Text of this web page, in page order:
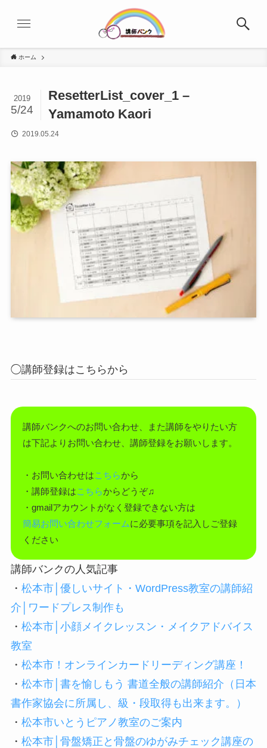
ホーム
ResetterList_cover_1 –
Yamamoto Kaori
2019
5/24
2019.05.24
◯講師登録はこちらから
講師バンクへのお問い合わせ、また講師をやりたい方
は下記よりお問い合わせ、講師登録をお願いします。
・お問い合わせはこちらから
・講師登録はこちらからどうぞ♫
・gmailアカウントがなく登録できない方は
簡易お問い合わせフォームに必要事項を記入しご登録
ください
講師バンクの人気記事
・ 松本市│優しいサイト・WordPress教室の講師紹
介│ワードプレス制作も
・ 松本市│小顔メイクレッスン・メイクアドバイス
教室
・ 松本市！オンラインカードリーディング講座！
・ 松本市│書を愉しもう 書道全般の講師紹介（日本
書作家協会に所属し、級・段取得も出来ます。）
・ 松本市いとうピアノ教室のご案内
・ 松本市│骨盤矯正と骨盤のゆがみチェック講座の